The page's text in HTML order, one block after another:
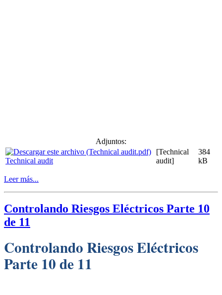
Adjuntos:
Technical audit
[Technical
audit]
384
kB
Leer más...
Controlando Riesgos Eléctricos Parte 10
de 11
Controlando Riesgos Eléctricos
Parte 10 de 11